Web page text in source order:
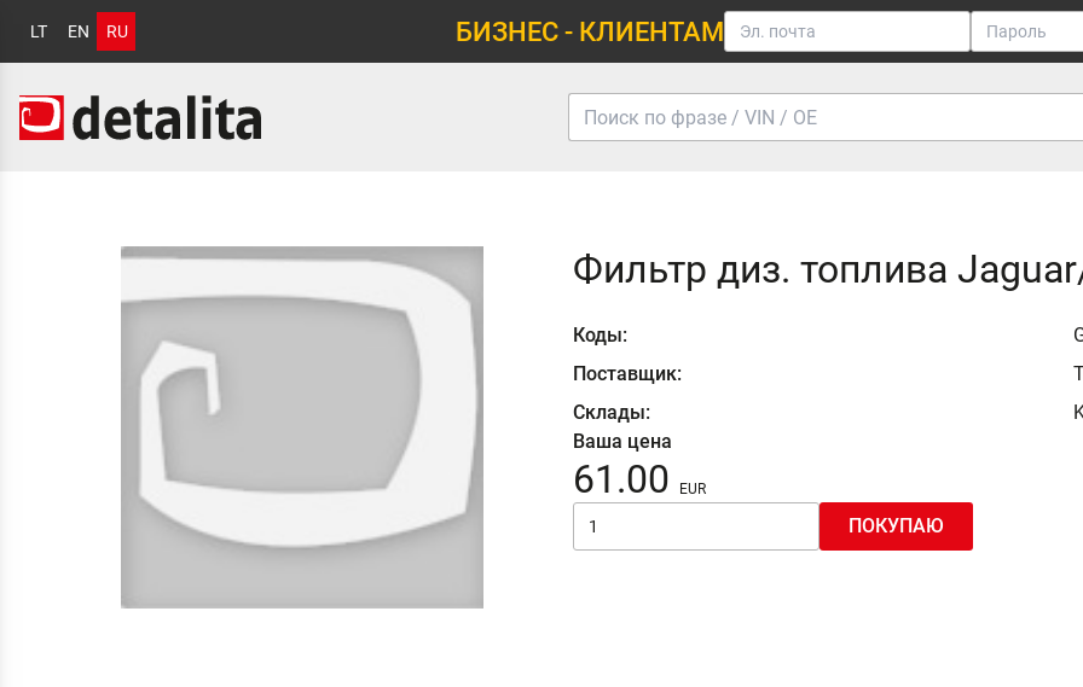
LT EN RU БИЗНЕС - КЛИЕНТАМ
Фильтр диз. топлива
Коды:
Поставщик:
Склады:
Ваша цена
61.00
ПОКУПАЮ